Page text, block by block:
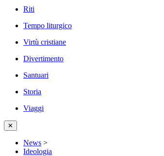
Riti
Tempo liturgico
Virtù cristiane
Divertimento
Santuari
Storia
Viaggi
✕
News >
Ideologia